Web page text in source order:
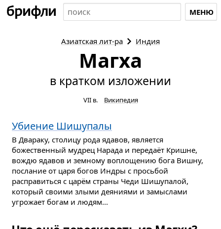
МЕНЮ
Азиатская лит-ра Индия
Магха
в кратком изложении
VII в. Википедия
Убиение Шишупалы
В Двараку, столицу рода ядавов, является
божественный мудрец Нарада и передаёт Кришне,
вождю ядавов и земному воплощению бога Вишну,
послание от царя богов Индры с просьбой
расправиться с царём страны Чеди Шишупалой,
который своими злыми деяниями и замыслами
угрожает богам и людям...